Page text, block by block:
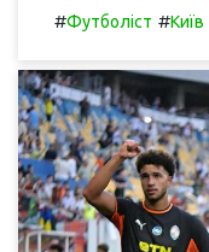
#Футболіст #Київ